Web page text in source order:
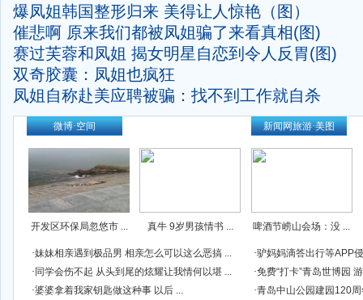
爆凤姐韩国整形归来 美得让人惊艳（图）
催悲啊 原来我们都被凤姐骗了来看真相(图)
赛过芙蓉和凤姐 揭女明星自恋到令人反胃(图)
双奇胶囊：凤姐也疯狂
凤姐自称赴美应聘被骗：找不到工作就自杀